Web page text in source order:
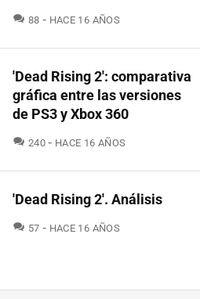
88 COMENTARIOS
HACE 16 AÑOS
'Dead Rising 2': comparativa
gráfica entre las versiones
de PS3 y Xbox 360
240COMENTARIOS
HACE 16 AÑOS
'Dead Rising 2'. Análisis
57 COMENTARIOS
HACE 16 AÑOS